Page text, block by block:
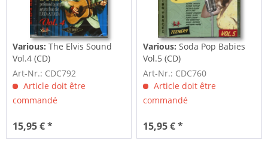
Various:The Elvis Sound
Vol.4 (CD)
Art-Nr.: CDC792
Article doit être
commandé
15,95 € *
Various:Soda Pop Babies
Vol.5 (CD)
Art-Nr.: CDC760
Article doit être
commandé
15,95 € *